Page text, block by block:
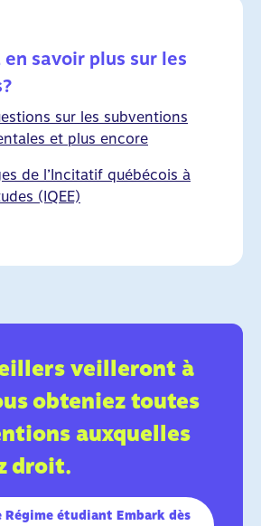
savoir plus sur les
sur les subventions
et plus encore
de l’Incitatif québécois à
(IQEE)
veilleront à
obteniez toutes
auxquelles
droit.
Régime étudiant Embark dès